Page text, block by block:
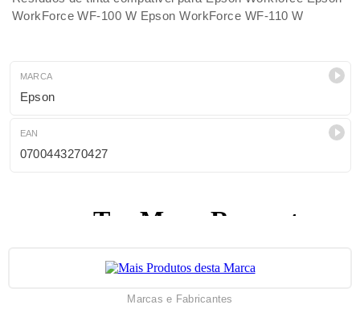
WorkForce WF-100 W Epson WorkForce WF-110 W
MARCA
Epson
EAN
0700443270427
Marcas e Fabricantes